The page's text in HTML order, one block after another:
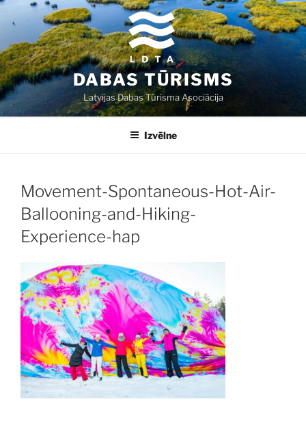
Doties
saturu
DABAS TŪRISMS
Latvijas Dabas Tūrisma Asociācija
Izvēlne
Movement-Spontaneous-Hot-Air-
Ballooning-and-Hiking-
Experience-hap